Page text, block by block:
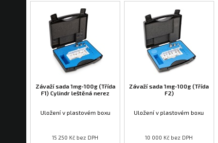
Závaží sada 1mg-100g (Třída
F1) Cylindr leštěná nerez
Uložení v plastovém boxu
15 250 Kč bez DPH
Závaží sada 1mg-100g (Třída
F2)
Uložení v plastovém boxu
10 000 Kč bez DPH